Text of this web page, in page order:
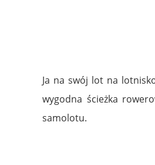
Ja na swój lot na
wygodna ścieżka
samolotu.